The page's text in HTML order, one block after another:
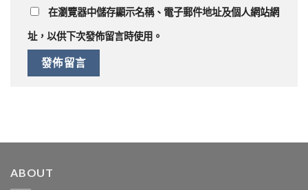
在瀏覽器中儲存顯示名稱、電子郵件地址及個人網站網
址，以供下次發佈留言時使用。
ABOUT